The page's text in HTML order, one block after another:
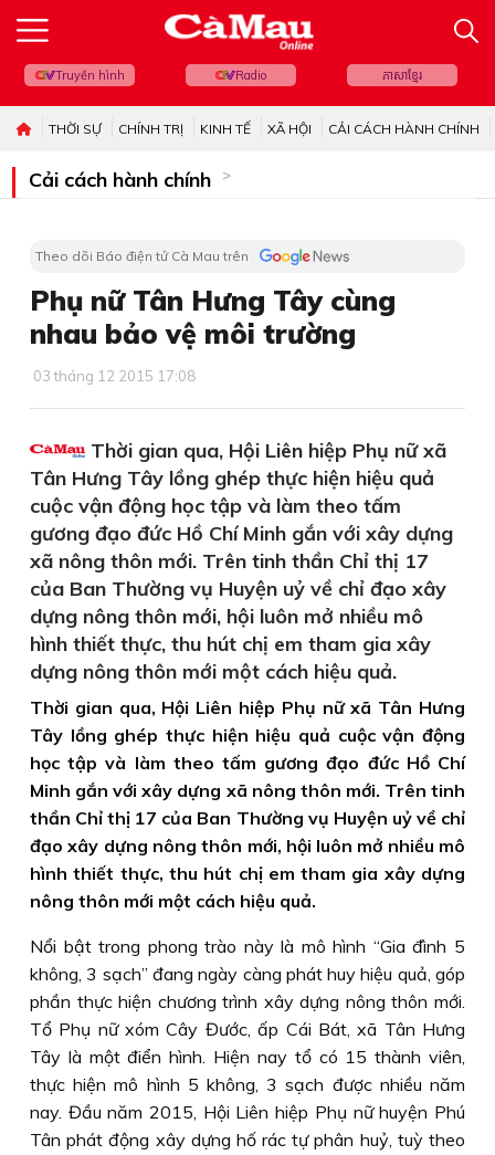
Truyền hình Radio ភាសាខ្មែរ
THỜI SỰ CHÍNH TRỊ KINH TẾ XÃ HỘI CẢI CÁCH HÀNH CHÍNH
Cải cách hành chính
Theo dõi Báo điện tử Cà Mau trên
Phụ nữ Tân Hưng Tây cùng
nhau bảo vệ môi trường
03 tháng 12 2015 17:08
Thời gian qua, Hội Liên hiệp Phụ nữ xã
Tân Hưng Tây lồng ghép thực hiện hiệu quả
cuộc vận động học tập và làm theo tấm
gương đạo đức Hồ Chí Minh gắn với xây dựng
xã nông thôn mới. Trên tinh thần Chỉ thị 17
của Ban Thường vụ Huyện uỷ về chỉ đạo xây
dựng nông thôn mới, hội luôn mở nhiều mô
hình thiết thực, thu hút chị em tham gia xây
dựng nông thôn mới một cách hiệu quả.
Thời gian qua, Hội Liên hiệp Phụ nữ xã Tân Hưng
Tây lồng ghép thực hiện hiệu quả cuộc vận động
học tập và làm theo tấm gương đạo đức Hồ Chí
Minh gắn với xây dựng xã nông thôn mới. Trên tinh
thần Chỉ thị 17 của Ban Thường vụ Huyện uỷ về chỉ
đạo xây dựng nông thôn mới, hội luôn mở nhiều mô
hình thiết thực, thu hút chị em tham gia xây dựng
nông thôn mới một cách hiệu quả.
Nổi bật trong phong trào này là mô hình “Gia đình 5
không, 3 sạch” đang ngày càng phát huy hiệu quả, góp
phần thực hiện chương trình xây dựng nông thôn mới.
Tổ Phụ nữ xóm Cây Đước, ấp Cái Bát, xã Tân Hưng
Tây là một điển hình. Hiện nay tổ có 15 thành viên,
thực hiện mô hình 5 không, 3 sạch được nhiều năm
nay. Đầu năm 2015, Hội Liên hiệp Phụ nữ huyện Phú
Tân phát động xây dựng hố rác tự phân huỷ, tuỳ theo